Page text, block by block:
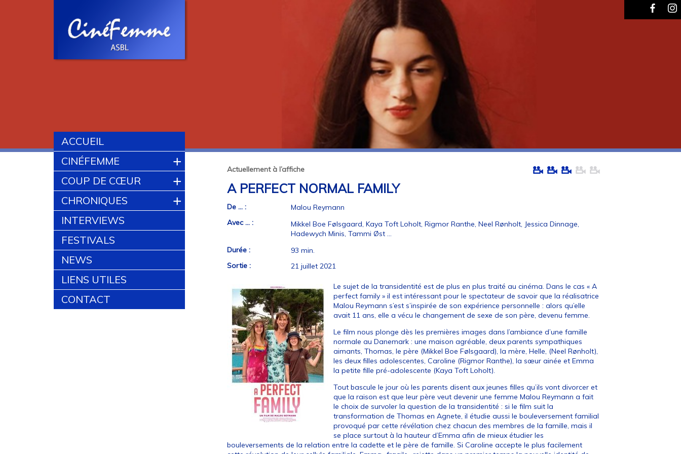
ACCUEIL
CINÉFEMME
+
COUP DE CŒUR +
CHRONIQUES +
INTERVIEWS
FESTIVALS
NEWS
LIENS UTILES
CONTACT
Actuellement à l’affiche
A PERFECT NORMAL FAMILY
De ... :
Malou Reymann
Avec ... :
Mikkel Boe Følsgaard, Kaya Toft Loholt, Rigmor Ranthe, Neel Rønholt, Jessica Dinnage,
Hadewych Minis, Tammi Øst ...
Durée :
93 min.
Sortie :
21 juillet 2021
Le sujet de la transidentité est de plus en plus traité au cinéma. Dans le cas « A
perfect family » il est intéressant pour le spectateur de savoir que la réalisatrice
Malou Reymann s’est s’inspirée de son expérience personnelle : alors qu’elle
avait 11 ans, elle a vécu le changement de sexe de son père, devenu femme.
Le film nous plonge dès les premières images dans l’ambiance d’une famille
normale au Danemark : une maison agréable, deux parents sympathiques
aimants, Thomas, le père (Mikkel Boe Følsgaard), la mère, Helle, (Neel Rønholt),
les deux filles adolescentes, Caroline (Rigmor Ranthe), la sœur ainée et Emma
la petite fille pré-adolescente (Kaya Toft Loholt).
Tout bascule le jour où les parents disent aux jeunes filles qu’ils vont divorcer et
que la raison est que leur père veut devenir une femme Malou Reymann a fait
le choix de survoler la question de la transidentité : si le film suit la
transformation de Thomas en Agnete, il étudie aussi le bouleversement familial
provoqué par cette révélation chez chacun des membres de la famille, mais il
se place surtout à la hauteur d’Emma afin de mieux étudier les
bouleversements de la relation entre la cadette et le père de famille. Si Caroline accepte le plus facilement